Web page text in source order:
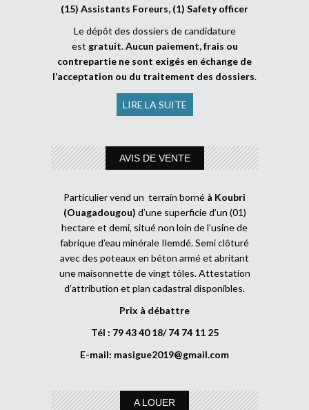
(15) Assistants Foreurs, (1) Safety officer
Le dépôt des dossiers de candidature
est gratuit.Aucun paiement, frais ou
contrepartie ne sont exigés en échange de
l’acceptation ou du traitement des dossiers.
LIRE LA SUITE
AVIS DE VENTE
Particulier vend un terrain borné à Koubri
(Ouagadougou) d’une superficie d’un (01)
hectare et demi, situé non loin de l’usine de
fabrique d’eau minérale Ilemdé. Semi clôturé
avec des poteaux en béton armé et abritant
une maisonnette de vingt tôles. Attestation
d’attribution et plan cadastral disponibles.
Prix à débattre
Tél : 79 43 40 18/ 74 74 11 25
E-mail: masigue2019@gmail.com
A LOUER